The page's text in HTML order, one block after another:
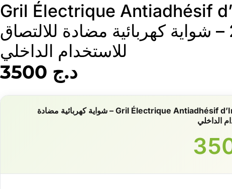
Gril Électrique Antiadhésif
26cm – شواية كهربائية مضادة للالتصاق
للاستخدام الداخلي
د.ج
Gril Électrique Antiadhésif d’Intérieur 26cm – شواية كهربائية مضادة
الداخلي